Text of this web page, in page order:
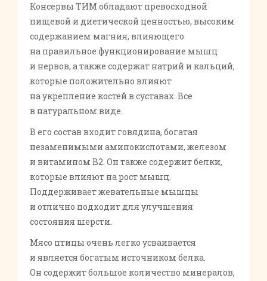
Консервы ТИМ обладают превосходной
пищевой и диетической ценностью, высоким
содержанием магния, влияющего
на правильное функционирование мышц
и нервов, а также содержат натрий и кальций,
которые положительно влияют
на укрепление костей в суставах. Все
в натуральном виде.
В его состав входит говядина, богатая
незаменимыми аминокислотами, железом
и витамином В2. Он также содержит белки,
которые влияют на рост мышц.
Поддерживает жевательные мышцы
и отлично подходит для улучшения
состояния шерсти.
Мясо птицы очень легко усваивается
и является богатым источником белка.
Он содержит большое количество минералов,